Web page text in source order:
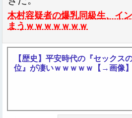
木村容疑者の爆乳同級生、イ
まうｗｗｗｗｗｗｗ
【歴史】平安時代の『セックス
位』が凄いｗｗｗｗｗ【→画像】